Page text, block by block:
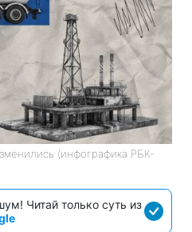
(инфографика РБК-
Читай только суть из